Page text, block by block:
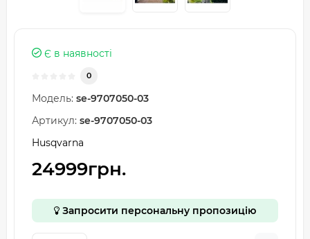
Є в наявності
0
Модель: se-9707050-03
Артикул: se-9707050-03
Husqvarna
24999грн.
Запросити персональну пропозицію